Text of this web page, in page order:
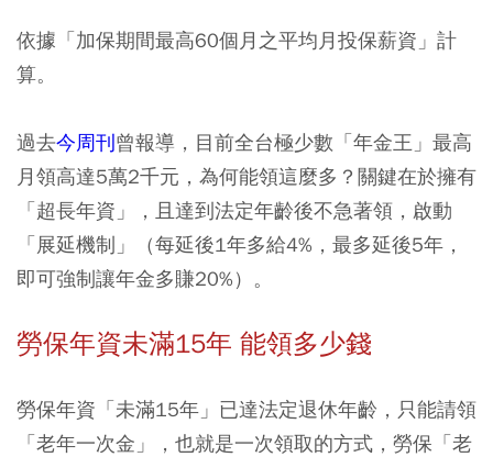
依據「加保期間最高60個月之平均月投保薪資」計
算。
過去今周刊曾報導，目前全台極少數「年金王」最高
月領高達5萬2千元，為何能領這麼多？關鍵在於擁有
「超長年資」，且達到法定年齡後不急著領，啟動
「展延機制」（每延後1年多給4%，最多延後5年，
即可強制讓年金多賺20%）。
勞保年資未滿15年 能領多少錢
勞保年資「未滿15年」已達法定退休年齡，只能請領
「老年一次金」，也就是一次領取的方式，勞保「老